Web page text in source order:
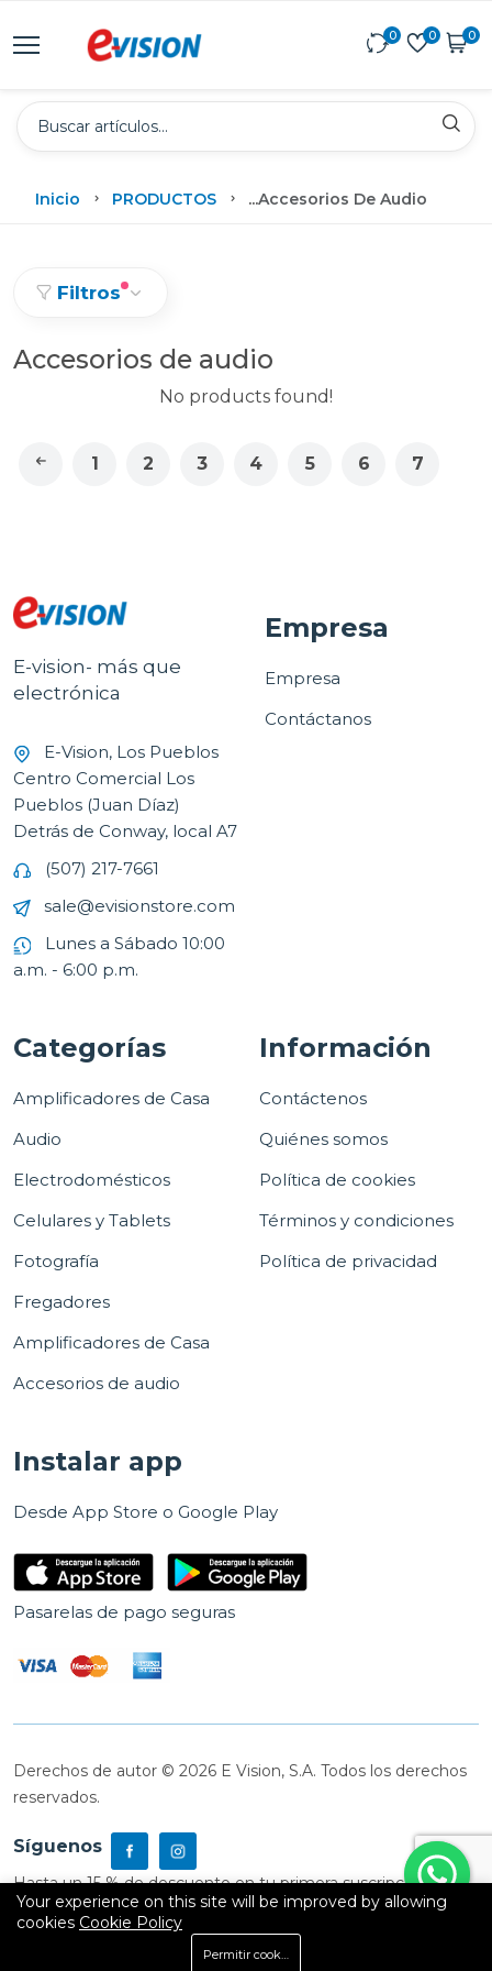
0 0 0
Inicio PRODUCTOS ...Accesorios De Audio
Filtros
Accesorios de audio
No products found!
1 2 3 4 5 6 7
E-vision- más que
electrónica
E-Vision, Los Pueblos
Centro Comercial Los
Pueblos (Juan Díaz)
Detrás de Conway, local A7
(507) 217-7661
sale@evisionstore.com
Lunes a Sábado 10:00
a.m. - 6:00 p.m.
Empresa
Empresa
Contáctanos
Categorías
Amplificadores de Casa
Audio
Electrodomésticos
Celulares y Tablets
Fotografía
Fregadores
Amplificadores de Casa
Accesorios de audio
Información
Contáctenos
Quiénes somos
Política de cookies
Términos y condiciones
Política de privacidad
Instalar app
Desde App Store o Google Play
Pasarelas de pago seguras
Derechos de autor © 2026 E Vision, S.A. Todos los derechos
reservados.
Síguenos
Hasta un 15 % de descuento en tu primera suscripción
Carrito
Your experience on this site will be improved by allowing
cookies Cookie Policy
Permitir cookies